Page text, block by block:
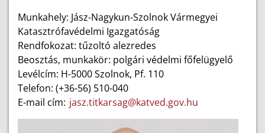
Munkahely: Jász-Nagykun-Szolnok Vármegyei
Katasztrófavédelmi Igazgatóság
Rendfokozat: tűzoltó alezredes
Beosztás, munkakör: polgári védelmi főfelügyelő
Levélcím: H-5000 Szolnok, Pf. 110
Telefon: (+36-56) 510-040
E-mail cím: jasz.titkarsag@katved.gov.hu